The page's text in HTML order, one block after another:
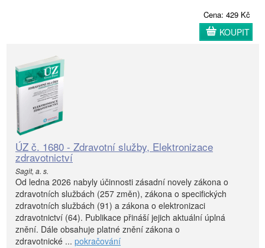
Cena: 429 Kč
KOUPIT
ÚZ č. 1680 - Zdravotní služby, Elektronizace
zdravotnictví
Sagit, a. s.
Od ledna 2026 nabyly účinnosti zásadní novely zákona o
zdravotních službách (257 změn), zákona o specifických
zdravotních službách (91) a zákona o elektronizaci
zdravotnictví (64). Publikace přináší jejich aktuální úplná
znění. Dále obsahuje platné znění zákona o
zdravotnické ... pokračování